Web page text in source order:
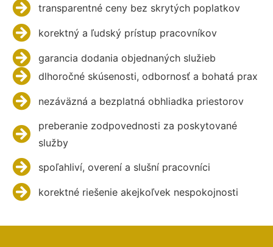
transparentné ceny bez skrytých poplatkov
korektný a ľudský prístup pracovníkov
garancia dodania objednaných služieb
dlhoročné skúsenosti, odbornosť a bohatá prax
nezáväzná a bezplatná obhliadka priestorov
preberanie zodpovednosti za poskytované
služby
spoľahliví, overení a slušní pracovníci
korektné riešenie akejkoľvek nespokojnosti